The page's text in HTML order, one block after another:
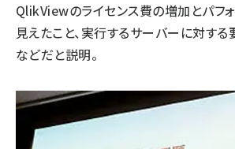
QlikViewのライセンス費の増加とパフ
見えたこと、実行するサーバーに対す
などだと説明。